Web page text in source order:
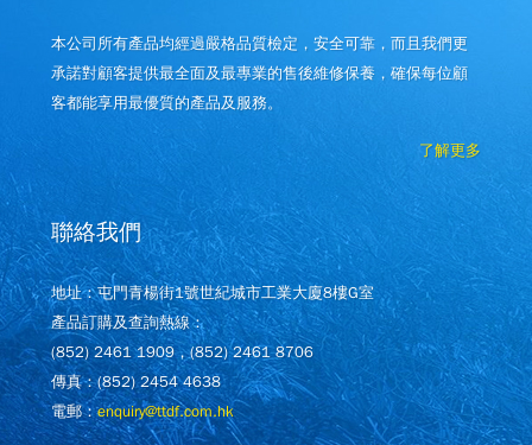
本公司所有產品均經過嚴格品質檢定，安全可靠，而且我們更
承諾對顧客提供最全面及最專業的售後維修保養，確保每位顧
客都能享用最優質的產品及服務。
了解更多
聯絡我們
地址：屯門青楊街1號世紀城市工業大廈8樓G室
產品訂購及查詢熱線：
(852) 2461 1909，(852) 2461 8706
傳真：(852) 2454 4638
電郵：enquiry@ttdf.com.hk